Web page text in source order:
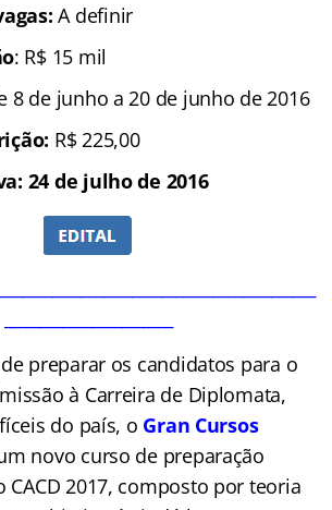
A definir
: R$ 15 mil
8 de junho a 20 de junho de 2016
R$ 225,00
24 de julho de 2016
preparar os candidatos para o
à Carreira de Diplomata,
do país, o Gran Cursos
novo curso de preparação
CACD 2017, composto por teoria